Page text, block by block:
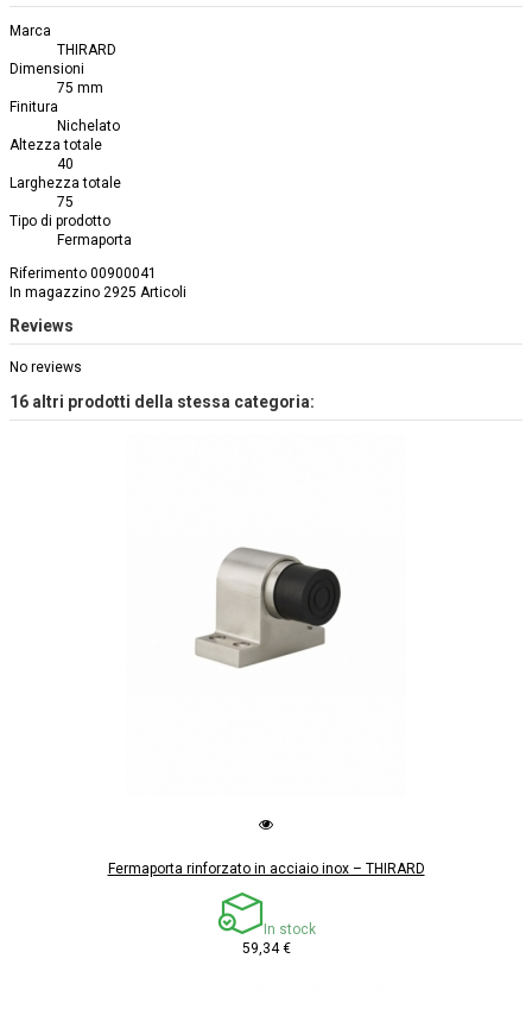
Marca
THIRARD
Dimensioni
75 mm
Finitura
Nichelato
Altezza totale
40
Larghezza totale
75
Tipo di prodotto
Fermaporta
Riferimento 00900041
In magazzino 2925 Articoli
Reviews
No reviews
16 altri prodotti della stessa categoria:
Fermaporta rinforzato in acciaio inox – THIRARD
In stock
59,34 €